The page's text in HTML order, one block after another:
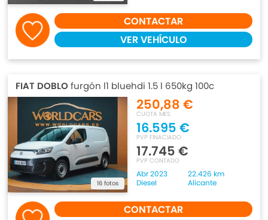
CONTACTAR
VER VEHÍCULO
FIAT DOBLOfurgón l1 bluehdi 1.5 l 650kg 100c
16 fotos
250,88 €
CUOTA MES
16.595 €
PVP FINACIADO
17.745 €
PVP CONTADO
Abr 2023
22.426 km
Diesel
Alicante
CONTACTAR